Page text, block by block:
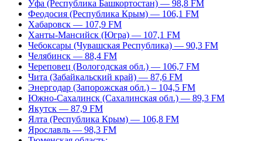
Уфа (Республика Башкортостан) — 98,8 FM
Феодосия (Республика Крым) — 106,1 FM
Хабаровск — 107,9 FM
Ханты-Мансийск (Югра) — 107,1 FM
Чебоксары (Чувашская Республика) — 90,3 FM
Челябинск — 88,4 FM
Череповец (Вологодская обл.) — 106,7 FM
Чита (Забайкальский край) — 87,6 FM
Энергодар (Запорожская обл.) – 104,5 FM
Южно-Сахалинск (Сахалинская обл.) — 89,3 FM
Якутск — 87,9 FM
Ялта (Республика Крым) — 106,8 FM
Ярославль — 98,3 FM